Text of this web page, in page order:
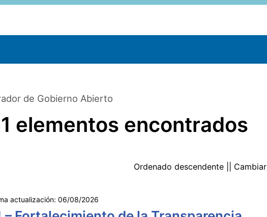
de Gobierno Abierto
elementos encontrados
Ordenado descendente || Cambiar
actualización: 06/08/2026